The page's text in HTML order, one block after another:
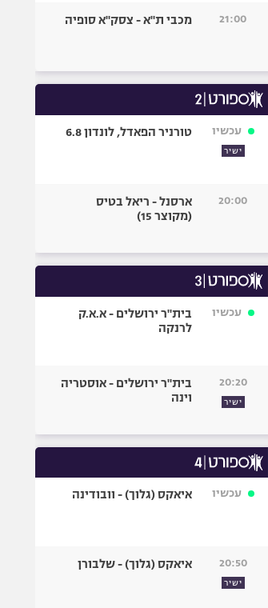
אופניים
כדורמים
פוטבול אמריקאי NFL
גיימינג E-Sports
21:00 מכבי ת"א - צסק"א סופיה
עכשיו
ישיר
טורניר הפאדל, לונדון 6.8
20:00
ארסנל - ריאל בטיס
(מקוצר 15)
עכשיו
בית"ר ירושלים - א.א.ק
לרנקה
20:20
ישיר
בית"ר ירושלים - אוסטריה
וינה
עכשיו איאקס (גלוך) - וובודינה
20:50
ישיר
איאקס (גלוך) - שלבורן